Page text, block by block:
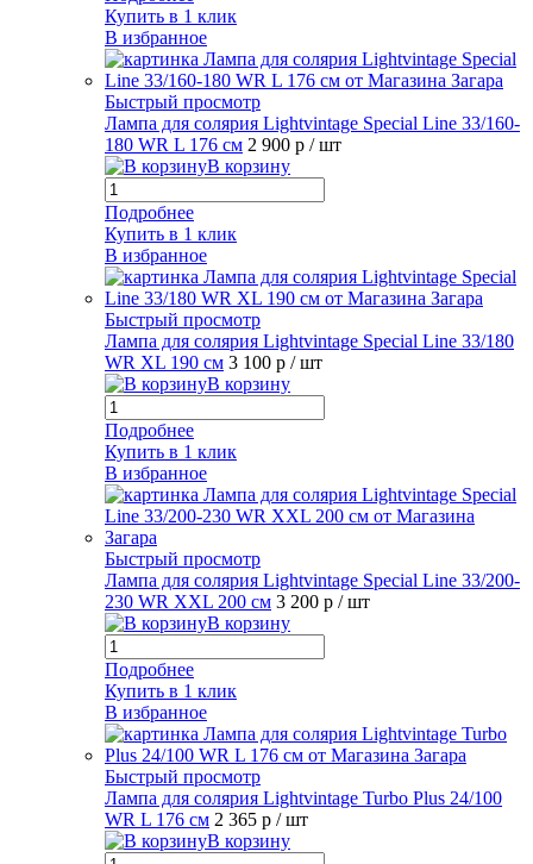
Купить в 1 клик
В избранное
Быстрый просмотр
Лампа для солярия Lightvintage Special Line 33/160-
180 WR L 176 см 2 900 р / шт
В корзину
Подробнее
Купить в 1 клик
В избранное
Быстрый просмотр
Лампа для солярия Lightvintage Special Line 33/180
WR XL 190 см 3 100 р / шт
В корзину
Подробнее
Купить в 1 клик
В избранное
Быстрый просмотр
Лампа для солярия Lightvintage Special Line 33/200-
230 WR XXL 200 см 3 200 р / шт
В корзину
Подробнее
Купить в 1 клик
В избранное
Быстрый просмотр
Лампа для солярия Lightvintage Turbo Plus 24/100
WR L 176 см 2 365 р / шт
В корзину